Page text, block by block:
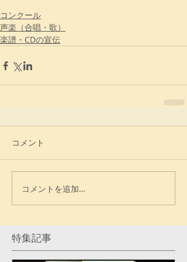
コンクール
声楽（合唱・歌）
楽譜・CDの宣伝
コメント
コメントを追加…
特集記事